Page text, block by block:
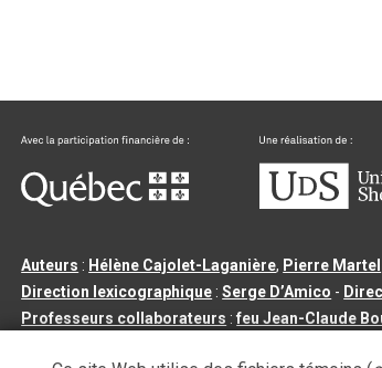
Auteurs : Hélène Cajolet-Laganière, Pierre Martel
Direction lexicographique :Serge D’Amico -
Professeurs collaborateurs :feu Jean-Claude